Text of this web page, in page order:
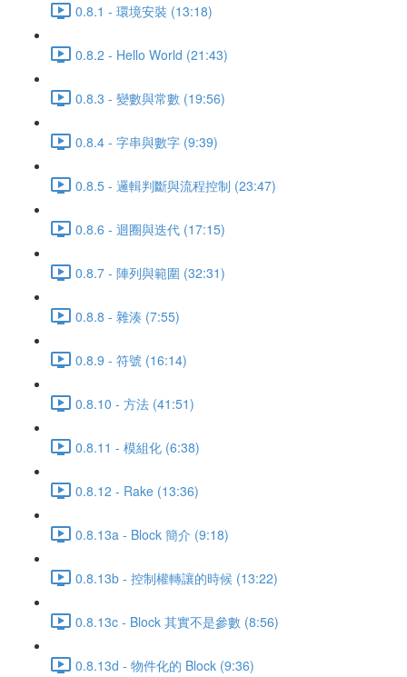
0.8.1 - 環境安裝 (13:18)
0.8.2 - Hello World (21:43)
0.8.3 - 變數與常數 (19:56)
0.8.4 - 字串與數字 (9:39)
0.8.5 - 邏輯判斷與流程控制 (23:47)
0.8.6 - 迴圈與迭代 (17:15)
0.8.7 - 陣列與範圍 (32:31)
0.8.8 - 雜湊 (7:55)
0.8.9 - 符號 (16:14)
0.8.10 - 方法 (41:51)
0.8.11 - 模組化 (6:38)
0.8.12 - Rake (13:36)
0.8.13a - Block 簡介 (9:18)
0.8.13b - 控制權轉讓的時候 (13:22)
0.8.13c - Block 其實不是參數 (8:56)
0.8.13d - 物件化的 Block (9:36)